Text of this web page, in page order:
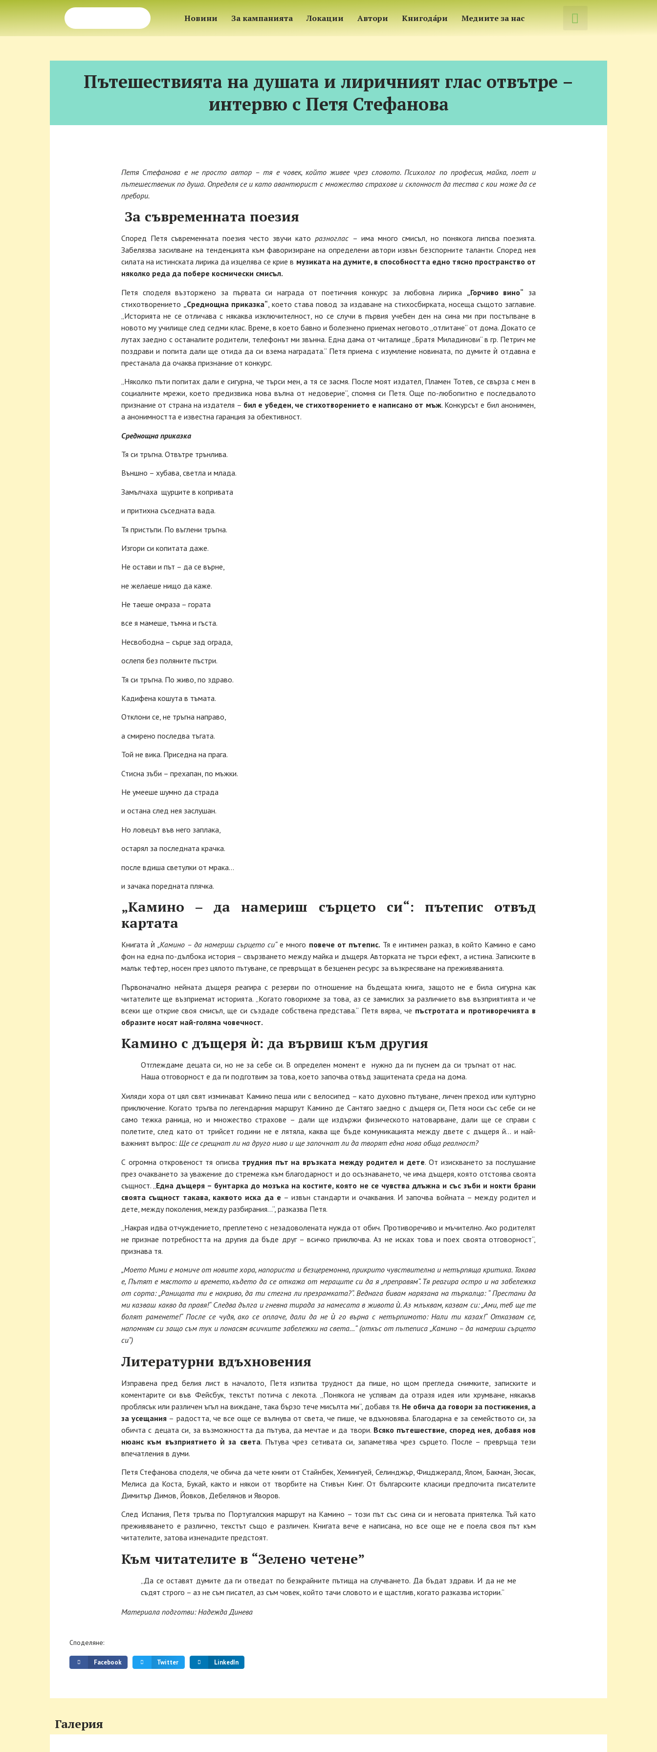
Новини За кампанията Локации Автори Книгода́ри Медиите за нас
Пътешествията на душата и лиричният глас отвътре –
интервю с Петя Стефанова
Петя Стефанова е не просто автор – тя е човек, който живее чрез словото. Психолог по професия, майка, поет и
пътешественик по душа. Определя се и като авантюрист с множество страхове и склонност да тества с кои може да се
пребори.
За съвременната поезия
Според Петя съвременната поезия често звучи каторазноглас – има много смисъл, но понякога липсва поезията.
Забелязва засилване на тенденцията към фаворизиране на определени автори извън безспорните таланти. Според нея
силата на истинската лирика да изцелява се крие в музиката на думите, в способността едно тясно пространство от
няколко реда да побере космически смисъл.
Петя споделя възторжено за първата си награда от поетичния конкурс за любовна лирика „Горчиво вино“ за
стихотворението „Среднощна приказка“ , което става повод за издаване на стихосбирката, носеща същото заглавие.
„Историята не се отличава с някаква изключителност, но се случи в първия учебен ден на сина ми при постъпване в
новото му училище след седми клас. Време, в което бавно и болезнено приемах неговото „отлитане“ от дома. Докато се
лутах заедно с останалите родители, телефонът ми звънна. Една дама от читалище „Братя Миладинови“ в гр. Петрич ме
поздрави и попита дали ще отида да си взема наградата.“ Петя приема с изумление новината, по думите ѝ отдавна е
престанала да очаква признание от конкурс.
„Няколко пъти попитах дали е сигурна, че търси мен, а тя се засмя. После моят издател, Пламен Тотев, се свърза с мен в
социалните мрежи, което предизвика нова вълна от недоверие“, спомня си Петя. Още по-любопитно е последвалото
признание от страна на издателя – бил е убеден, че стихотворението е написано от мъж. Конкурсът е бил анонимен,
а анонимността е известна гаранция за обективност.
Среднощна приказка
Тя си тръгна. Отвътре трънлива.
Външно – хубава, светла и млада.
Замълчаха щурците в копривата
и притихна съседната вада.
Тя пристъпи. По въглени тръгна.
Изгори си копитата даже.
Не остави и път – да се върне,
не желаеше нищо да каже.
Не таеше омраза – гората
все я мамеше, тъмна и гъста.
Несвободна – сърце зад ограда,
ослепя без поляните пъстри.
Тя си тръгна. По живо, по здраво.
Кадифена кошута в тъмата.
Отклони се, не тръгна направо,
а смирено последва тъгата.
Той не вика. Приседна на прага.
Стисна зъби – прехапан, по мъжки.
Не умееше шумно да страда
и остана след нея заслушан.
Но ловецът във него заплака,
остарял за последната крачка.
после вдиша светулки от мрака…
и зачака поредната плячка.
„Камино – да намериш сърцето си“: пътепис отвъд
картата
Книгата ѝ„Камино – да намериш сърцето си“е много повече от пътепис. Тя е интимен разказ, в който Камино е само
фон на една по-дълбока история – свързването между майка и дъщеря. Авторката не търси ефект, а истина. Записките в
малък тефтер, носен през цялото пътуване, се превръщат в безценен ресурс за възкресяване на преживяванията.
Първоначално нейната дъщеря реагира с резерви по отношение на бъдещата книга, защото не е била сигурна как
читателите ще възприемат историята. „Когато говорихме за това, аз се замислих за различието във възприятията и че
всеки ще открие своя смисъл, ще си създаде собствена представа.“ Петя вярва, че пъстротата и противоречията в
образите носят най-голяма човечност.
Камино с дъщеря ѝ: да вървиш към другия
Отглеждаме децата си, но не за себе си. В определен момент е нужно да ги пуснем да си тръгнат от нас.
Наша отговорност е да ги подготвим за това, което започва отвъд защитената среда на дома.
Хиляди хора от цял свят изминават Камино пеша или с велосипед – като духовно пътуване, личен преход или културно
приключение. Когато тръгва по легендарния маршрут Камино де Сантяго заедно с дъщеря си, Петя носи със себе си не
само тежка раница, но и множество страхове – дали ще издържи физическото натоварване, дали ще се справи с
полетите, след като от трийсет години не е лятяла, каква ще бъде комуникацията между двете с дъщеря й… и най-
важният въпрос: Ще се срещнат ли на друго ниво и ще започнат ли да творят една нова обща реалност?
С огромна откровеност тя описва трудния път на връзката между родител и дете. От изискването за послушание
през очакването за уважение до стремежа към благодарност и до осъзнаването, че има дъщеря, която отстоява своята
същност. „ Една дъщеря – бунтарка до мозъка на костите, която не се чувства длъжна и със зъби и нокти брани
своята същност такава, каквото иска да е – извън стандарти и очаквания. И започва войната – между родител и
дете, между поколения, между разбирания…“, разказва Петя.
„Накрая идва отчуждението, преплетено с незадоволената нужда от обич. Противоречиво и мъчително. Ако родителят
не признае потребността на другия да бъде друг – всичко приключва. Аз не исках това и поех своята отговорност“,
признава тя.
„Моето Мими е момиче от новите хора, напориста и безцеремонна, прикрито чувствителна и нетърпяща критика. Такава
е, Пътят е мястото и времето, където да се откажа от мераците си да я „преправям“. Тя реагира остро и на забележка
от сорта: „Раницата ти е накриво, да ти стегна ли презрамката?“. Веднага бивам нарязана на търкалца: “ Престани да
ми казваш какво да правя!“ Следва дълга и гневна тирада за намесата в живота ѝ. Аз млъквам, казвам си: „Ами, теб ще те
болят раменете!“ После се чудя, ако се оплаче, дали да не ѝ го върна с нетърпимото: Нали ти казах!“ Отказвам се,
напомням си защо съм тук и понасям всичките забележки на света…“ (откъс от пътеписа „Камино – да намериш сърцето
си“)
Литературни вдъхновения
Изправена пред белия лист в началото, Петя изпитва трудност да пише, но щом прегледа снимките, записките и
коментарите си във Фейсбук, текстът потича с лекота. „Понякога не успявам да отразя идея или хрумване, някакъв
проблясък или различен ъгъл на виждане, така бързо тече мисълта ми“, добавя тя. Не обича да говори за постижения, а
за усещания – радостта, че все още се вълнува от света, че пише, че вдъхновява. Благодарна е за семейството си, за
обичта с децата си, за възможността да пътува, да мечтае и да твори. Всяко пътешествие, според нея, добавя нов
нюанс към възприятието ѝ за света. Пътува чрез сетивата си, запаметява чрез сърцето. После – превръща тези
впечатления в думи.
Петя Стефанова споделя, че обича да чете книги от Стайнбек, Хемингуей, Селинджър, Фицджералд, Ялом, Бакман, Зюсак,
Мелиса да Коста, Букай, както и някои от творбите на Стивън Кинг. От българските класици предпочита писателите
Димитър Димов, Йовков, Дебелянов и Яворов.
След Испания, Петя тръгва по Португалския маршрут на Камино – този път със сина си и неговата приятелка. Тъй като
преживяването е различно, текстът също е различен. Книгата вече е написана, но все още не е поела своя път към
читателите, затова изненадите предстоят.
Към читателите в “Зелено четене”
„Да се оставят думите да ги отведат по безкрайните пътища на случването. Да бъдат здрави. И да не ме
съдят строго – аз не съм писател, аз съм човек, който тачи словото и е щастлив, когато разказва истории.“
Материала подготви: Надежда Динева
Споделяне:
Facebook Twitter LinkedIn
Галерия